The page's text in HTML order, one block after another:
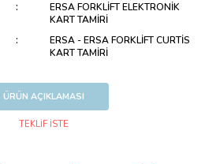
ERSA FORKLİFT ELEKTRONİK
KART TAMİRİ
ERSA - ERSA FORKLİFT CURTİS
KART TAMİRİ
ÜRÜN AÇIKLAMASI
TEKLİF İSTE